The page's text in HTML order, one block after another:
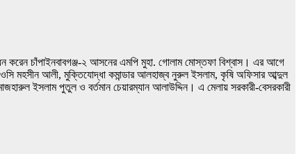
করেন চাঁপাইনবাবগঞ্জ-২ আসনের এমপি মুহা. গোলাম মোস্তফা বিশ্বাস। এর আগে
মহসীন আলী, মুক্তিযোদ্ধা কমান্ডার আলহাজ্ব নুরুল ইসলাম, কৃষি অফিসার আব্দুল
ইসলাম পুতুল ও বর্তমান চেয়ারম্যান আলাউদ্দিন। এ মেলায় সরকারী-বেসরকারী